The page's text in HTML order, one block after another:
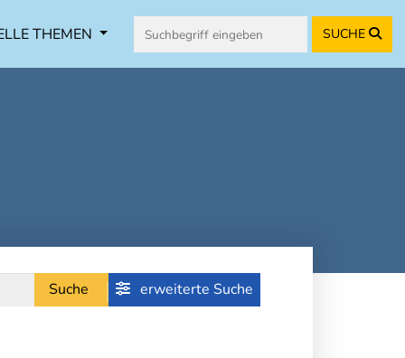
THEMEN SUCHE
Suche erweiterte Suche